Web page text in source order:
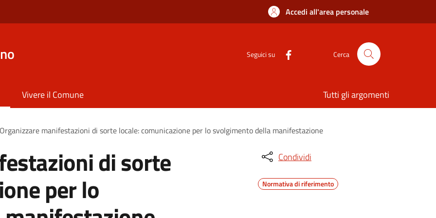
Accedi all'area personale
Seguici su Cerca
Vivere il Comune Tutti gli argomenti
Organizzare manifestazioni di sorte locale: comunicazione per lo svolgimento della manifestazione
di sorte
per lo
Condividi
Normativa di riferimento